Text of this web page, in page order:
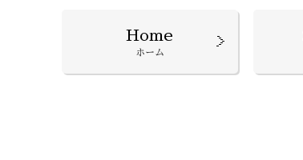
Home
ホーム